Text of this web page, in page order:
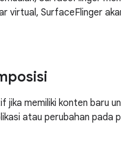
virtual, SurfaceFlinger
jika memiliki konten baru
atau perubahan pada